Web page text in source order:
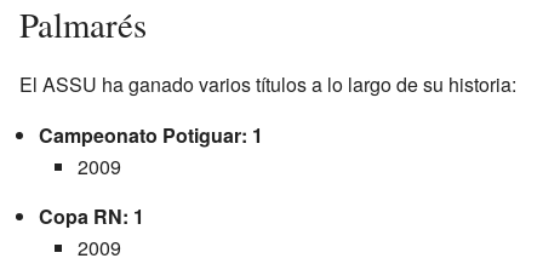
Palmarés
El ASSU ha ganado varios títulos a lo largo de su historia:
Campeonato Potiguar: 1
2009
Copa RN: 1
2009